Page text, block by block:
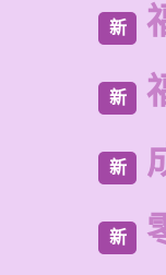
新
新
新
新